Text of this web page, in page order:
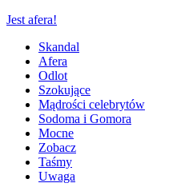
Jest afera!
Skandal
Afera
Odlot
Szokujące
Mądrości celebrytów
Sodoma i Gomora
Mocne
Zobacz
Taśmy
Uwaga